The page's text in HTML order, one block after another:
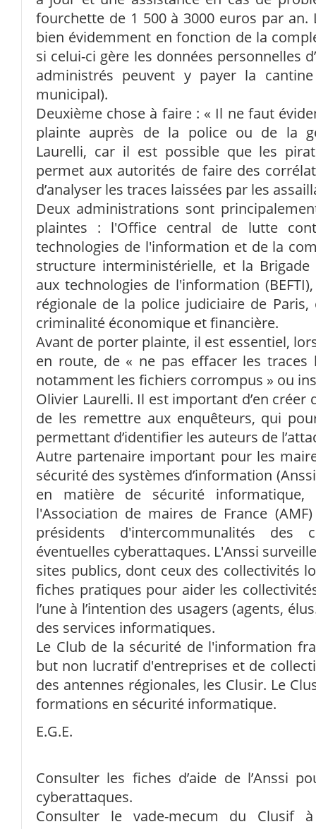
fourchette de 1 500 à 3000 euros par an.
bien évidemment en fonction de la
si celui-ci gère les données personnelles
administrés peuvent y payer la
municipal).
Deuxième chose à faire : « Il ne faut
plainte auprès de la police ou de la
Laurelli, car il est possible que les
permet aux autorités de faire des
d’analyser les traces laissées par les
Deux administrations sont
plaintes : l'Office central de lutte
technologies de l'information et de la
structure interministérielle, et la
aux technologies de l'information
régionale de la police judiciaire de
criminalité économique et financière.
Avant de porter plainte, il est essentiel,
en route, de « ne pas effacer les traces
notamment les fichiers corrompus » ou
Olivier Laurelli. Il est important d’en créer
de les remettre aux enquêteurs, qui
permettant d’identifier les auteurs de
Autre partenaire important pour les
sécurité des systèmes d’information
en matière de sécurité
l'Association de maires de France
présidents d'intercommunalités
éventuelles cyberattaques. L'Anssi
sites publics, dont ceux des collectivités
fiches pratiques pour aider les
l’une à l’intention des usagers (agents,
des services informatiques.
Le Club de la sécurité de l'information
but non lucratif d'entreprises et de
des antennes régionales, les Clusir. Le
formations en sécurité informatique.
E.G.E.
Consulter les fiches d’aide de l’Anssi
cyberattaques.
Consulter le vade-mecum du Clusif